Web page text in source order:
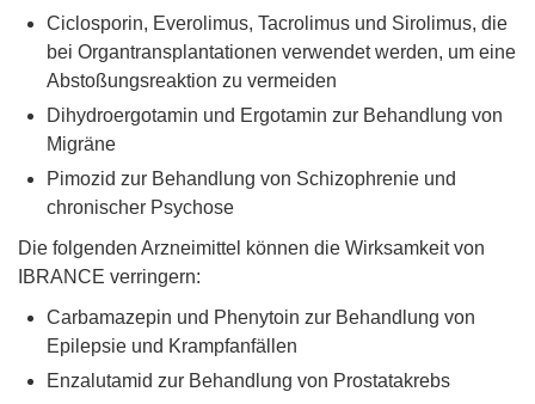
Ciclosporin, Everolimus, Tacrolimus und Sirolimus, die
bei Organtransplantationen verwendet werden, um eine
Abstoßungsreaktion zu vermeiden
Dihydroergotamin und Ergotamin zur Behandlung von
Migräne
Pimozid zur Behandlung von Schizophrenie und
chronischer Psychose
Die folgenden Arzneimittel können die Wirksamkeit von
IBRANCE verringern:
Carbamazepin und Phenytoin zur Behandlung von
Epilepsie und Krampfanfällen
Enzalutamid zur Behandlung von Prostatakrebs